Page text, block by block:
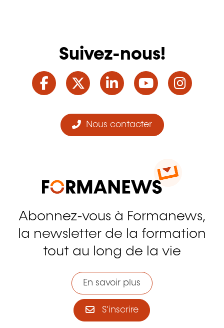
Suivez-nous!
Facebook
TwitterLinkedInYouTube
Nous contacter
Abonnez-vous à Formanews,
la newsletter de la formation
tout au long de la vie
En savoir plus
S'inscrire